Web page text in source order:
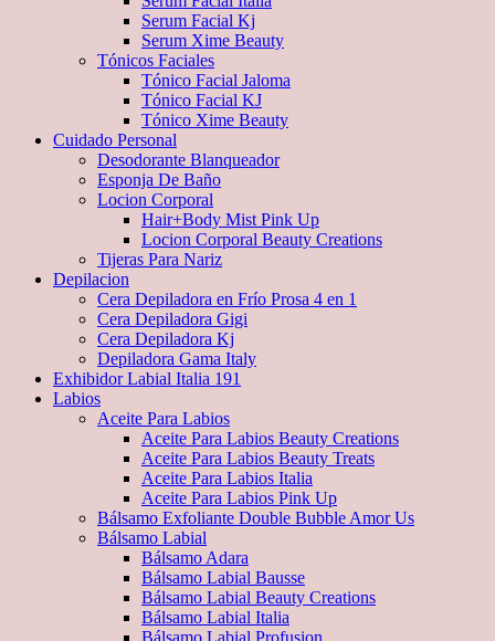
Serum Facial Kj
Serum Xime Beauty
Tónicos Faciales
Tónico Facial Jaloma
Tónico Facial KJ
Tónico Xime Beauty
Cuidado Personal
Desodorante Blanqueador
Esponja De Baño
Locion Corporal
Hair+Body Mist Pink Up
Locion Corporal Beauty Creations
Tijeras Para Nariz
Depilacion
Cera Depiladora en Frío Prosa 4 en 1
Cera Depiladora Gigi
Cera Depiladora Kj
Depiladora Gama Italy
Exhibidor Labial Italia 191
Labios
Aceite Para Labios
Aceite Para Labios Beauty Creations
Aceite Para Labios Beauty Treats
Aceite Para Labios Italia
Aceite Para Labios Pink Up
Bálsamo Exfoliante Double Bubble Amor Us
Bálsamo Labial
Bálsamo Adara
Bálsamo Labial Bausse
Bálsamo Labial Beauty Creations
Bálsamo Labial Italia
Bálsamo Labial Profusion